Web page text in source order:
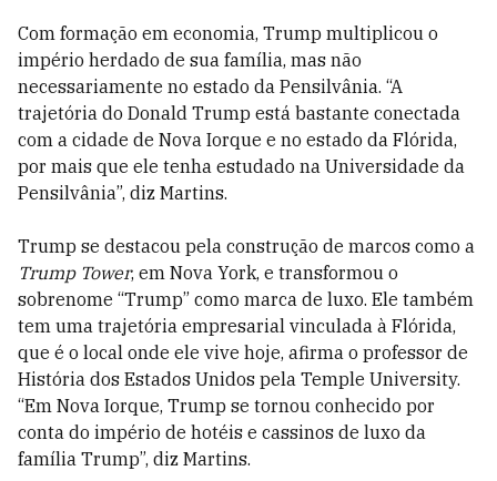
Com formação em economia, Trump multiplicou o
império herdado de sua família, mas não
necessariamente no estado da Pensilvânia. “A
trajetória do Donald Trump está bastante conectada
com a cidade de Nova Iorque e no estado da Flórida,
por mais que ele tenha estudado na Universidade da
Pensilvânia”, diz Martins.
Trump se destacou pela construção de marcos como a
Trump Tower, em Nova York, e transformou o
sobrenome “Trump” como marca de luxo. Ele também
tem uma trajetória empresarial vinculada à Flórida,
que é o local onde ele vive hoje, afirma o professor de
História dos Estados Unidos pela Temple University.
“Em Nova Iorque, Trump se tornou conhecido por
conta do império de hotéis e cassinos de luxo da
família Trump”, diz Martins.